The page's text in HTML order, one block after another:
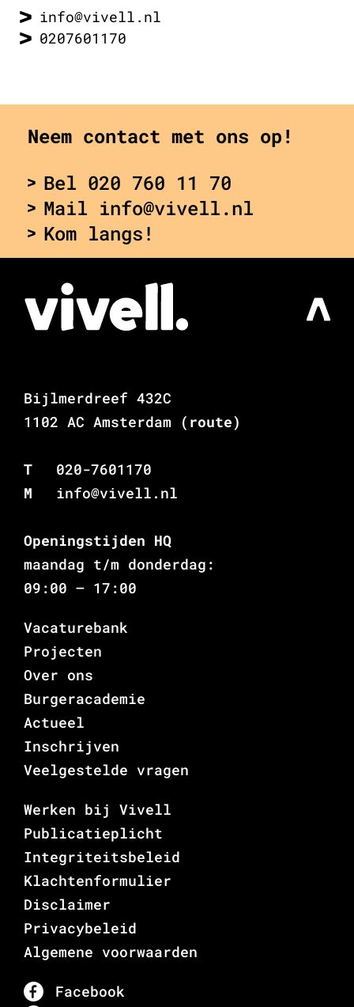
info@vivell.nl
0207601170
Neem contact met ons op!
Bel 020 760 11 70
Mail info@vivell.nl
Kom langs!
Bijlmerdreef 432C
1102 AC Amsterdam
(route)
T
020-7601170
M
info@vivell.nl
Openingstijden HQ
maandag t/m donderdag:
09:00 – 17:00
Vacaturebank
Projecten
Over ons
Burgeracademie
Actueel
Inschrijven
Veelgestelde vragen
Werken bij Vivell
Publicatieplicht
Integriteitsbeleid
Klachtenformulier
Disclaimer
Privacybeleid
Algemene voorwaarden
Facebook